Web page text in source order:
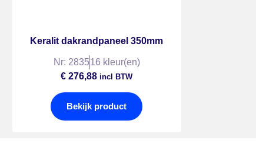
Keralit dakrandpaneel 350mm
Nr: 283516 kleur(en)
€ 276,88 incl BTW
Bekijk product